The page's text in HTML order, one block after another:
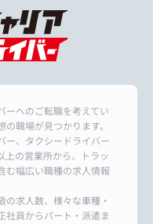
ーへのご転職を考えてい
職場が見つかります。
ー、タクシードライバー
上の営業所から、トラッ
む幅広い職種の求人情報
の求人数、様々な車種・
社員からパート・派遣ま